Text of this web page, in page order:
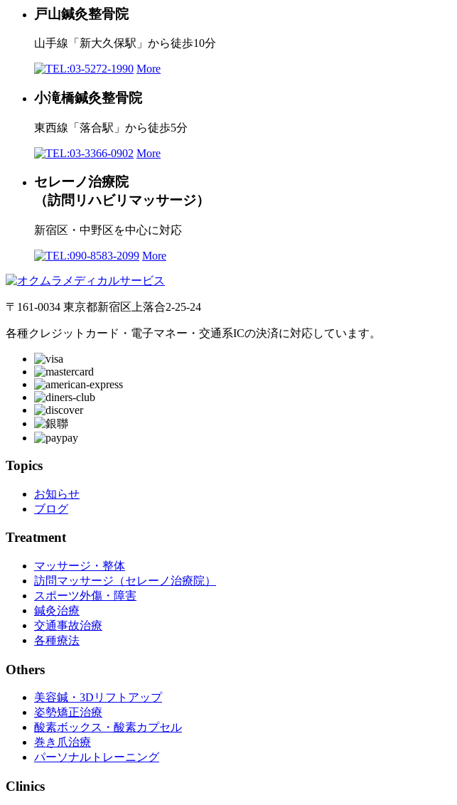
戸山鍼灸整骨院
山手線「新大久保駅」から徒歩10分
03-5272-1990 More
小滝橋鍼灸整骨院
東西線「落合駅」から徒歩5分
03-3366-0902 More
セレーノ治療院
（訪問リハビリマッサージ）
新宿区・中野区を中心に対応
090-8583-2099 More
〒161-0034 東京都新宿区上落合2-25-24
各種クレジットカード・電子マネー・交通系ICの決済に対応しています。
Topics
お知らせ
ブログ
Treatment
マッサージ・整体
訪問マッサージ（セレーノ治療院）
スポーツ外傷・障害
鍼灸治療
交通事故治療
各種療法
Others
美容鍼・3Dリフトアップ
姿勢矯正治療
酸素ボックス・酸素カプセル
巻き爪治療
パーソナルトレーニング
Clinics